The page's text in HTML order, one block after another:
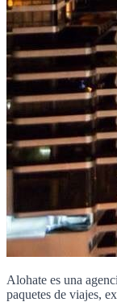
Alohate es una
paquetes de viajes,